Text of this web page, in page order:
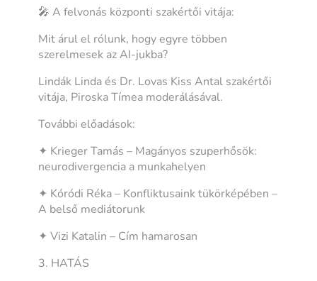
🎤 A felvonás központi szakértői vitája:
Mit árul el rólunk, hogy egyre többen
szerelmesek az AI-jukba?
Lindák Linda és Dr. Lovas Kiss Antal szakértői
vitája, Piroska Tímea moderálásával.
További előadások:
✦ Krieger Tamás – Magányos szuperhősök:
neurodivergencia a munkahelyen
✦ Kóródi Réka – Konfliktusaink tükörképében –
A belső mediátorunk
✦ Vizi Katalin – Cím hamarosan
3. HATÁS